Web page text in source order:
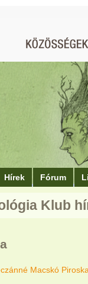
Hírek Fórum
Klub
Macskó